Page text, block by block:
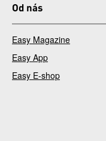
Od nás
Easy Magazine
Easy App
Easy E-shop